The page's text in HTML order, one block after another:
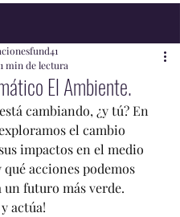
El Ambiente.
1 min de lectura
cambiando, ¿y tú? En
el cambio
impactos en el medio
acciones podemos
futuro más verde.
actúa!